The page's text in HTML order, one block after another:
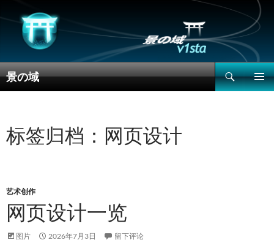
景の域
搜
索
文
标签归档：网页设计
艺术创作
网页设计一览
图片 2026年7月3日 留下评论